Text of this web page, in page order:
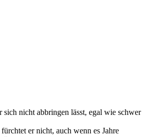
nicht abbringen lässt, egal wie schwer
er nicht, auch wenn es Jahre